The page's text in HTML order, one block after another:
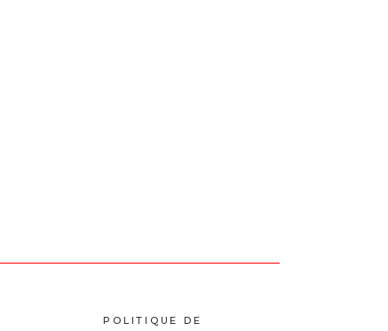
POLITIQUE DE